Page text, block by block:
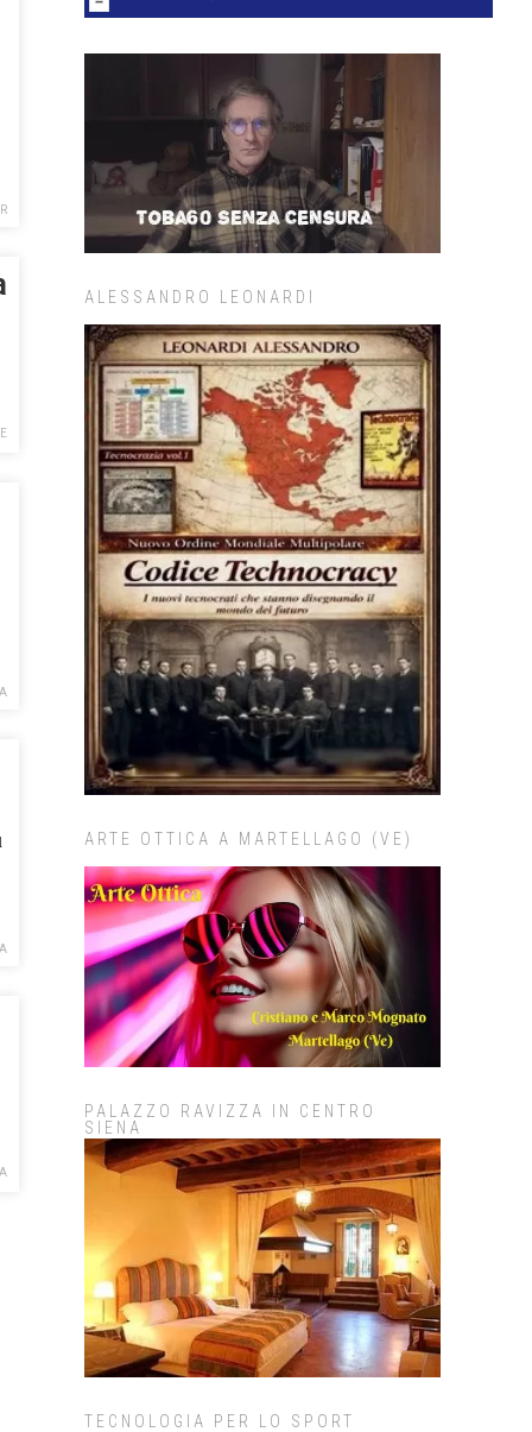
ALESSANDRO LEONARDI
ARTE OTTICA A MARTELLAGO (VE)
PALAZZO RAVIZZA IN CENTRO
SIENA
TECNOLOGIA PER LO SPORT